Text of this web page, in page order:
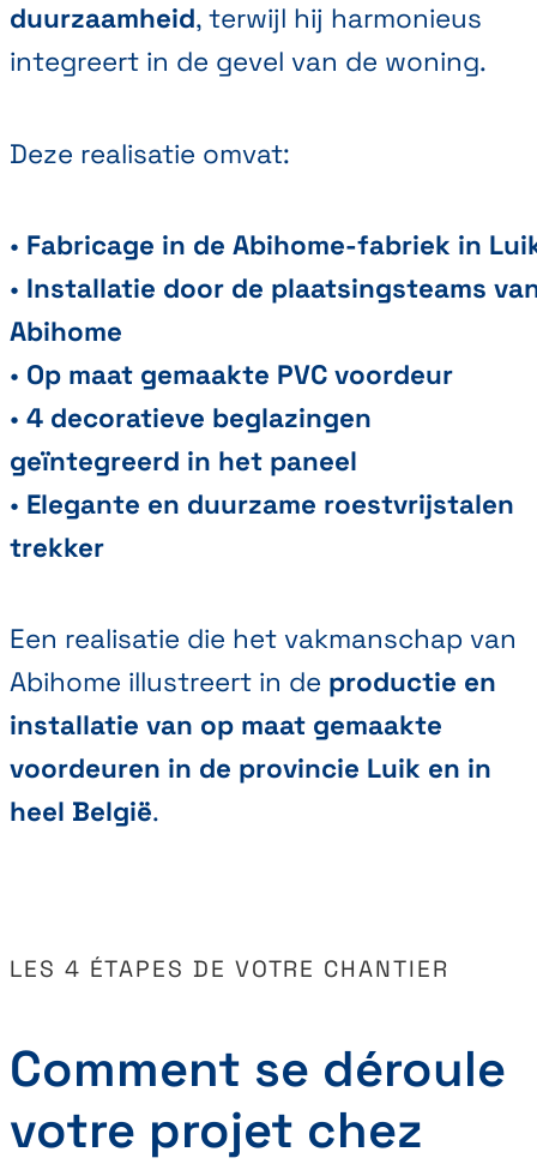
duurzaamheid, terwijl hij harmonieus
integreert in de gevel van de woning.
Deze realisatie omvat:
• Fabricage in de Abihome-fabriek in
• Installatie door de plaatsingsteams
Abihome
• Op maat gemaakte PVC voordeur
• 4 decoratieve beglazingen
geïntegreerd in het paneel
• Elegante en duurzame roestvrijstalen
trekker
Een realisatie die het vakmanschap van
Abihome illustreert in de productie en
installatie van op maat gemaakte
voordeuren in de provincie Luik en in
heel België.
LES 4 ÉTAPES DE VOTRE CHANTIER
Comment se déroule
votre projet chez